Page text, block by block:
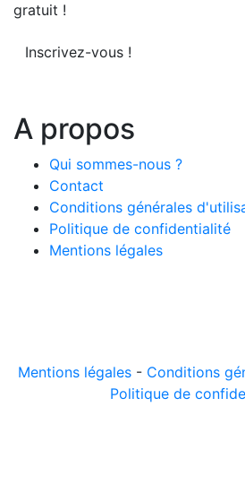
gratuit !
Inscrivez-vous !
A propos
Qui sommes-nous ?
Contact
Conditions générales
Politique de confidentialité
Mentions légales
Mentions légales - Conditions
Politique de